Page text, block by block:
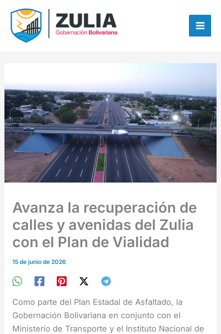
contenido
contenido
Avanza la recuperación de
calles y avenidas del Zulia
con el Plan de Vialidad
15 de junio de 2026
Como parte del Plan Estadal de Asfaltado, la
Gobernación Bolivariana en conjunto con el
Ministerio de Transporte y el Instituto Nacional de